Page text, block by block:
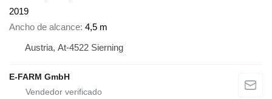
2019
Ancho de alcance 4,5 m
Austria, At-4522 Sierning
E-FARM GmbH